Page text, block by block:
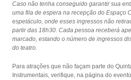
Caso não tenha conseguido garantir sua
uma fila de espera na recepção do Espaço
espetáculo, onde esses ingressos não
partir das 18h30. Cada pessoa receberá
marcado, estando o número de ingressos
do teatro.
Para atrações que não façam parte do
Instrumentais, verifique, na página do